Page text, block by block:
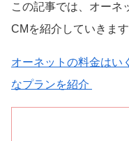
この記事では、オーネ
CMを紹介していきます
オーネットの料金はい
なプランを紹介